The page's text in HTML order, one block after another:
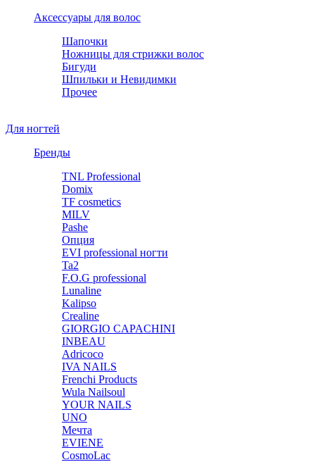
Аксессуары для волос
Шапочки
Ножницы для стрижки волос
Бигуди
Шпильки и Невидимки
Прочее
Для ногтей
Бренды
TNL Professional
Domix
TF cosmetics
MILV
Pashe
Опция
EVI professional ногти
Ta2
F.O.G professional
Lunaline
Kalipso
Crealine
GIORGIO CAPACHINI
INBEAU
Adricoco
IVA NAILS
Frenchi Products
Wula Nailsoul
YOUR NAILS
UNO
Мечта
EVIENE
CosmoLac